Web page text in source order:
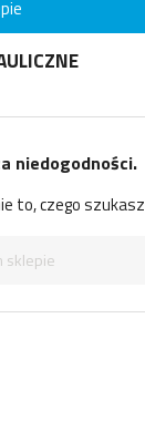
niedogodności.
to, czego szukasz